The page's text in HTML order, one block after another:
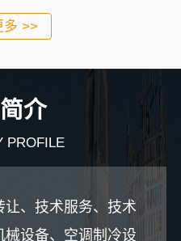
多 >>
介
PROFILE
、技术服务、技术
设备、空调制冷设